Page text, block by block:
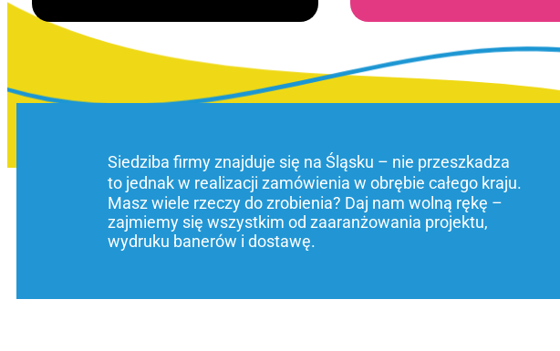
Siedziba firmy znajduje się na Śląsku – nie przeszkadza
to jednak w realizacji zamówienia w obrębie całego kraju.
Masz wiele rzeczy do zrobienia? Daj nam wolną rękę –
zajmiemy się wszystkim od zaaranżowania projektu,
wydruku banerów i dostawę.